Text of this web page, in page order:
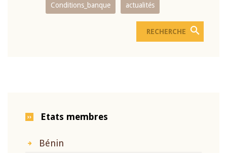
Conditions_banque actualités
Etats membres
Bénin